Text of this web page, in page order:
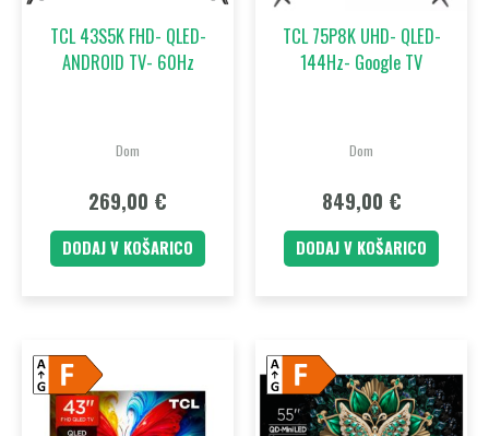
TCL 43S5K FHD- QLED-
ANDROID TV- 60Hz
Dom
269,00 €
DODAJ V KOŠARICO
TCL 75P8K UHD- QLED-
144Hz- Google TV
Dom
849,00 €
DODAJ V KOŠARICO